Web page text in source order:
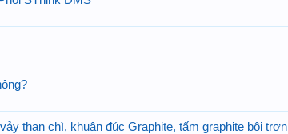
than chì, khuân đúc Graphite, tấm graphite bôi trơn